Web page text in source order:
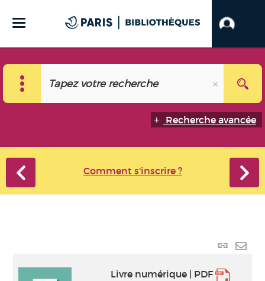
Recherche avancée
Comment s'inscrire ?
Lien
Livre numérique | PDF